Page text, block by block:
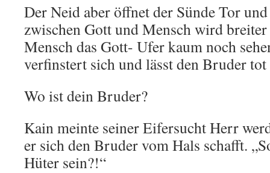
Der Neid aber öffnet der Sünde Tor
zwischen Gott und Mensch wird
Mensch das Gott- Ufer kaum noch
verfinstert sich und lässt den Bruder
Wo ist dein Bruder?
Kain meinte seiner Eifersucht Herr
er sich den Bruder vom Hals schafft.
Hüter sein?!“